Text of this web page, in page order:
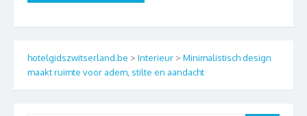
hotelgidszwitserland.be > Interieur > Minimalistisch design
maakt ruimte voor adem, stilte en aandacht